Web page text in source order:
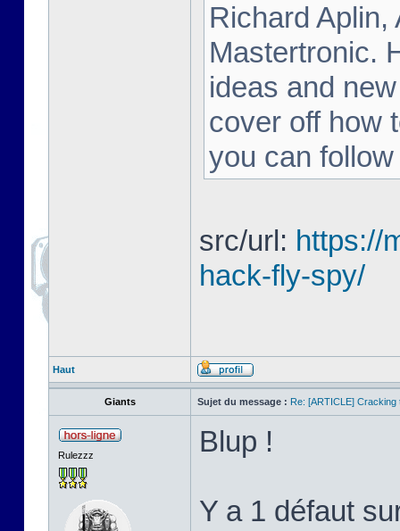
Richard
Mastertronic.
ideas and
cover off how
you can
src/url: https://
hack-fly-spy/
Haut
Giants Sujet du message : Re: [ARTICLE] Cracking
Rulezzz Blup !
Y a 1 défaut